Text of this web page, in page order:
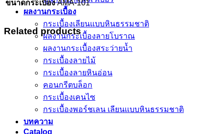
ผลงานกระเบื้อง
กระเบื้องเลียนแบบหินธรรมชาติ
ผลงานกระเบื้องลายโบราณ
ผลงานกระเบื้องสระว่ายนํ้า
กระเบื้องลายไม้
กระเบื้องลายหินอ่อน
คอนกรีตบล็อก
กระเบื้องเคนไซ
กระเบื้องพอร์ชเลน เลียนเเบบหินธรรมชาติ
บทความ
Catalog
ขนาดกระเบื้อง AMA-101
Related products